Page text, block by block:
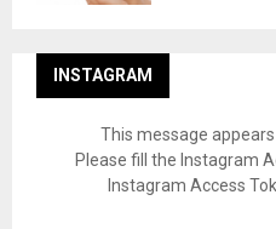
INSTAGRAM
This message
Please fill the Instagram
Instagram Access